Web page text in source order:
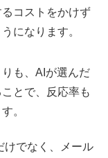
コストをかけず
になります。
も、AIが選んだ
とで、反応率も
。
けでなく、メール